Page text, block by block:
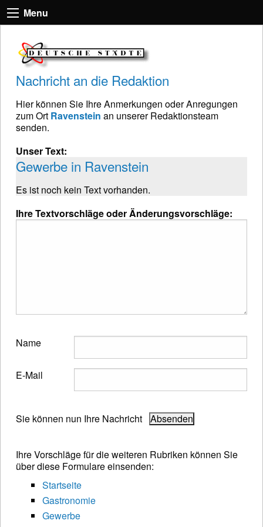
Menu
Nachricht an die Redaktion
Hier können Sie Ihre Anmerkungen oder Anregungen
zum Ort Ravenstein an unserer Redaktionsteam
senden.
Unser Text:
Gewerbe in Ravenstein
Es ist noch kein Text vorhanden.
Ihre Textvorschläge oder Änderungsvorschläge:
Name
E-Mail
Sie können nun Ihre Nachricht
Ihre Vorschläge für die weiteren Rubriken können Sie
über diese Formulare einsenden:
Startseite
Gastronomie
Gewerbe